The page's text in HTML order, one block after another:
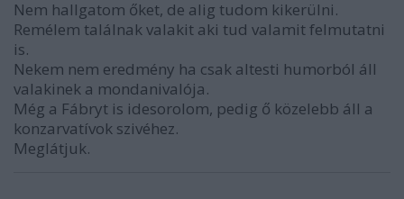
Nem hallgatom őket, de alig tudom kikerülni.
Remélem találnak valakit aki tud valamit felmutatni
is.
Nekem nem eredmény ha csak altesti humorból áll
valakinek a mondanivalója.
Még a Fábryt is idesorolom, pedig ő közelebb áll a
konzarvatívok szivéhez.
Meglátjuk.